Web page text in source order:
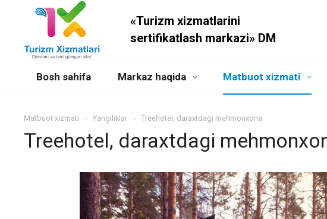
«Turizm xizmatlarini
sertifikatlash markazi» DM
Bosh sahifa Markaz haqida Matbuot xizmati
Matbuot xizmati Yangiliklar Treehotel, daraxtdagi mehmonxona
Treehotel, daraxtdagi